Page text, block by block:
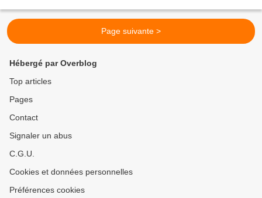
Page suivante >
Hébergé par Overblog
Top articles
Pages
Contact
Signaler un abus
C.G.U.
Cookies et données personnelles
Préférences cookies